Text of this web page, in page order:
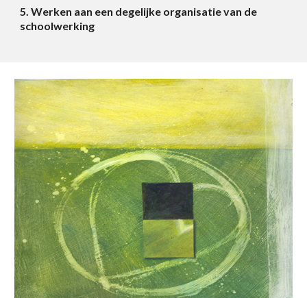
5. Werken aan een degelijke organisatie van de
schoolwerking